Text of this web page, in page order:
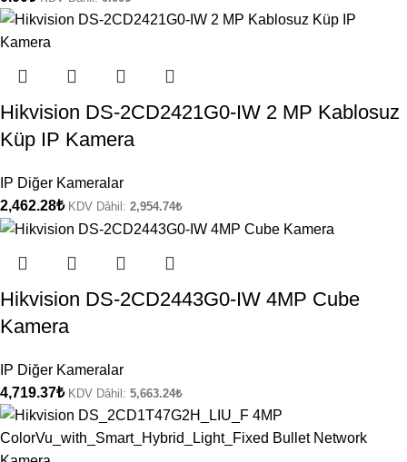
Hikvision DS-2CD2421G0-IW 2 MP Kablosuz
Küp IP Kamera
IP Diğer Kameralar
2,462.28₺ KDV Dâhil: 2,954.74₺
Hikvision DS-2CD2443G0-IW 4MP Cube
Kamera
IP Diğer Kameralar
4,719.37₺ KDV Dâhil: 5,663.24₺